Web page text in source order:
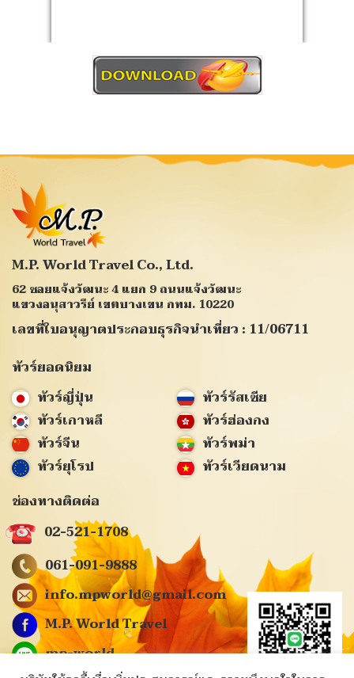
ดาวน์โหลดโปรแกรมทัวร์ (PDF)
M.P. World Travel Co., Ltd.
62 ซอยแจ้งวัฒนะ 4 แยก 9 ถนนแจ้งวัฒนะ
แขวงอนุสาวรีย์ เขตบางเขน กทม. 10220
เลขที่ใบอนุญาตประกอบธุรกิจนำเที่ยว : 11/06711
ทัวร์ยอดนิยม
ทัวร์ญี่ปุ่น
ทัวร์รัสเซีย
ทัวร์เกาหลี
ทัวร์ฮ่องกง
ทัวร์จีน
ทัวร์พม่า
ทัวร์ยุโรป
ทัวร์เวียดนาม
ช่องทางติดต่อ
02-521-1708
061-091-9888
info.mpworld@gmail.com
M.P. World Travel
mp-world